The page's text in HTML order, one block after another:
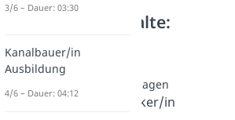
Weitere Inhalte:
Handwerk &
Industrie
Maschinen und Anlagen
Anlagenmechaniker/in
3/6 – Dauer: 03:30
Kanalbauer/in
Ausbildung
4/6 – Dauer: 04:12